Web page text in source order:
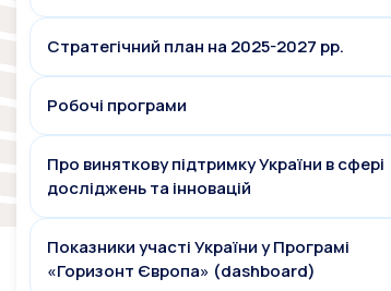
Стратегічний план на 2025-2027 рр.
Робочі програми
Про виняткову підтримку України в сфері
досліджень та інновацій
Показники участі України у Програмі
«Горизонт Європа» (dashboard)